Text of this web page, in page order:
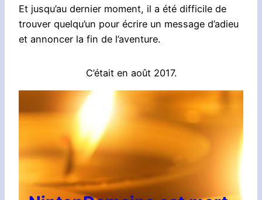
Et jusqu’au dernier moment, il a été difficile de
trouver quelqu’un pour écrire un message d’adieu
et annoncer la fin de l’aventure.
C’était en août 2017.